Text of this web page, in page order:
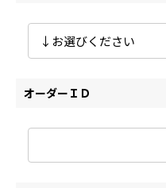
オーダーＩＤ